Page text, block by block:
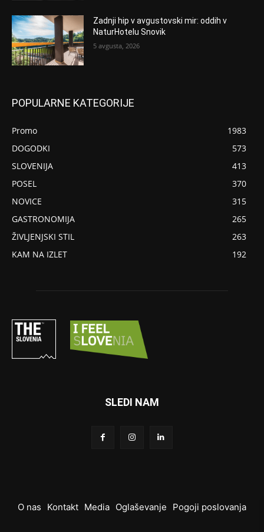
Zadnji hip v avgustovski mir: oddih v
NaturHotelu Snovik
5 avgusta, 2026
POPULARNE KATEGORIJE
Promo
1983
DOGODKI
573
SLOVENIJA
413
POSEL
370
NOVICE
315
GASTRONOMIJA
265
ŽIVLJENJSKI STIL
263
KAM NA IZLET
192
SLEDI NAM
O nas Kontakt Media Oglaševanje Pogoji poslovanja